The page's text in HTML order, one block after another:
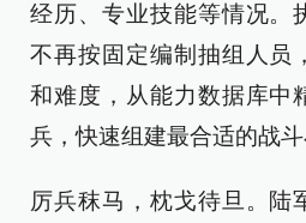
经历、专业技能等情况。
不再按固定编制抽组人员
和难度，从能力数据库中
兵，快速组建最合适的战斗
厉兵秣马，枕戈待旦。陆